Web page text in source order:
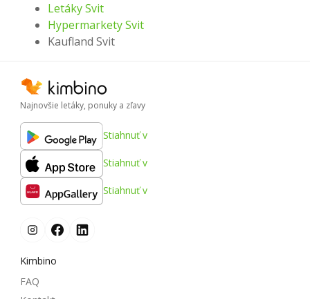
Letáky Svit
Hypermarkety Svit
Kaufland Svit
Najnovšie letáky, ponuky a zľavy
Stiahnuť v
Stiahnuť v
Stiahnuť v
Kimbino
FAQ